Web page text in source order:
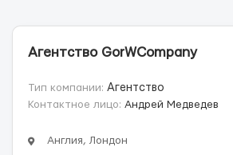
Агентство GorWCompany
Тип компании: Агентство
Контактное лицо: Андрей Медведев
Англия, Лондон